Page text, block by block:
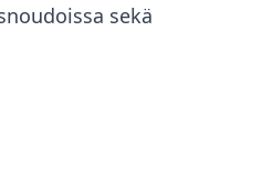
sekä